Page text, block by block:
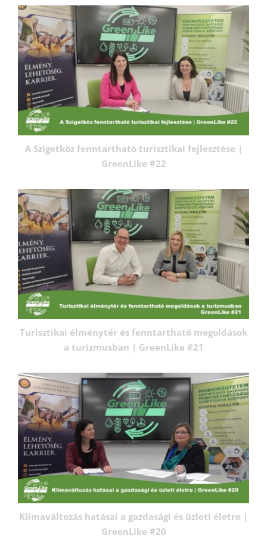
A Szigetköz fenntartható turisztikai fejlesztése |
GreenLike #22
Turisztikai élménytér és fenntartható megoldások
a turizmusban | GreenLike #21
Klímaváltozás hatásai a gazdasági és üzleti életre |
GreenLike #20